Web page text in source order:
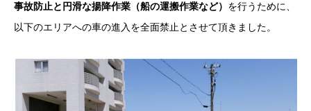
事故防止と円滑な揚降作業（船の運搬作業など） を行うために、
以下のエリアへの車の進入を全面禁止とさせて頂きました。